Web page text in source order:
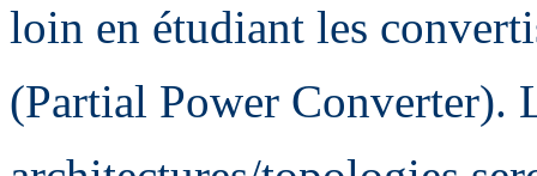
loin en étudiant les
(Partial Power Converter).